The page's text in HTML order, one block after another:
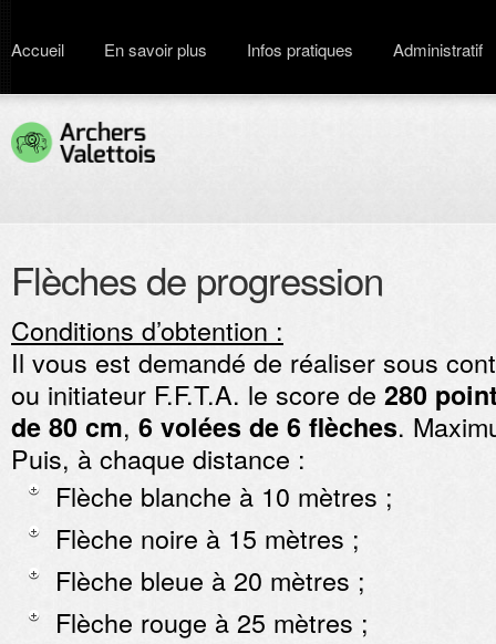
Accueil En savoir plus Infos pratiques Administratif
Flèches de progression
Conditions d’obtention :
Il vous est demandé de réaliser sous
ou initiateur F.F.T.A. le score de 280
de 80 cm, 6 volées de 6 flèches. M
Puis, à chaque distance :
Flèche blanche à 10 mètres ;
Flèche noire à 15 mètres ;
Flèche bleue à 20 mètres ;
Flèche rouge à 25 mètres ;